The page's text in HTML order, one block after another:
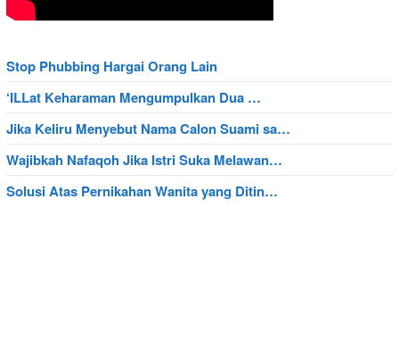
Stop Phubbing Hargai Orang Lain
‘ILLat Keharaman Mengumpulkan Dua …
Jika Keliru Menyebut Nama Calon Suami sa…
Wajibkah Nafaqoh Jika Istri Suka Melawan…
Solusi Atas Pernikahan Wanita yang Ditin…